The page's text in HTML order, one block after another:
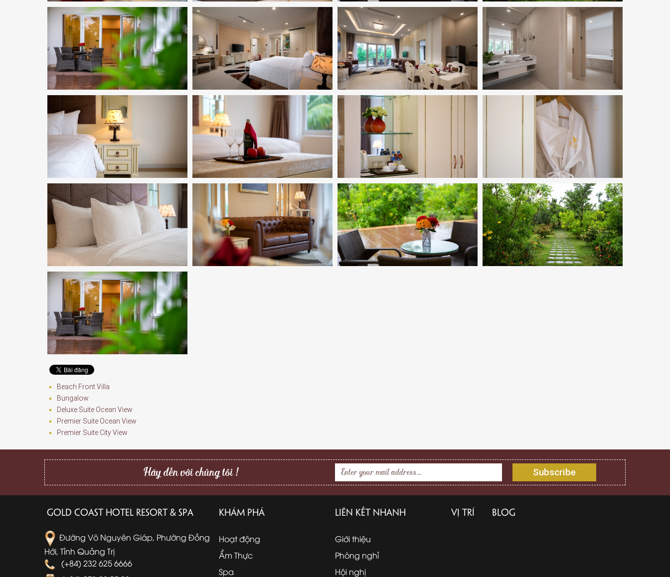
Beach Front Villa
Bungalow
Deluxe Suite Ocean View
Premier Suite Ocean View
Premier Suite City View
Hãy đến với chúng tôi !
GOLD COAST HOTEL RESORT & SPA
Đường Võ Nguyên Giáp, Phường Đồng
Hới, Tỉnh Quảng Trị
(+84) 232 625 6666
KHÁM PHÁ
Hoạt động
Ẩm Thực
Spa
LIÊN KẾT NHANH
Giới thiệu
Phòng nghỉ
Hội nghị
VỊ TRÍ BLOG